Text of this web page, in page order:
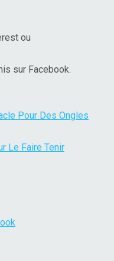
ou
sur Facebook.
Pour Des Ongles
Le Faire Tenir